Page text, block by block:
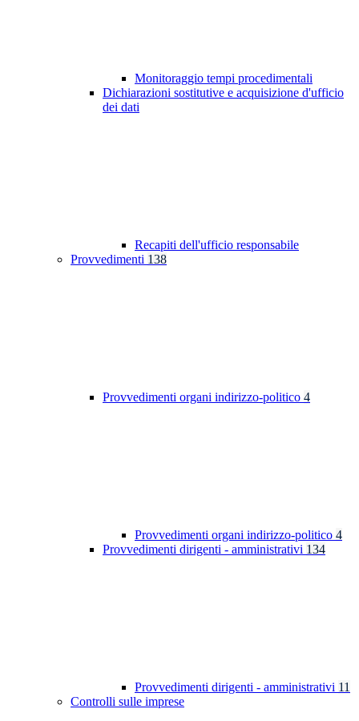
Monitoraggio tempi procedimentali
Dichiarazioni sostitutive e acquisizione d'ufficio
dei dati
Recapiti dell'ufficio responsabile
Provvedimenti 138
Provvedimenti organi indirizzo-politico 4
Provvedimenti organi indirizzo-politico 4
Provvedimenti dirigenti - amministrativi 134
Provvedimenti dirigenti - amministrativi 11
Controlli sulle imprese